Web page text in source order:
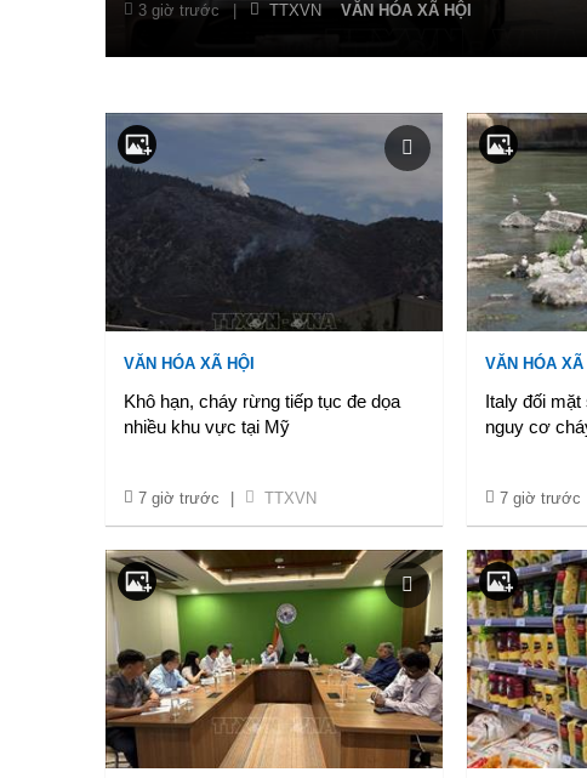
3 giờ trước TTXVN VĂN HÓA XÃ HỘI
VĂN HÓA XÃ HỘI
Khô hạn, cháy rừng tiếp tục đe dọa
nhiều khu vực tại Mỹ
7 giờ trước TTXVN
VĂN HÓA XÃ
Italy đối mặt
nguy cơ
7 giờ trước